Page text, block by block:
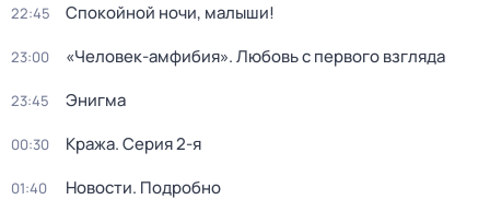
22:45 Спокойной ночи, малыши!
23:00 «Человек-амфибия». Любовь с первого взгляда
23:45 Энигма
00:30 Кража. Серия 2-я
01:40 Новости. Подробно